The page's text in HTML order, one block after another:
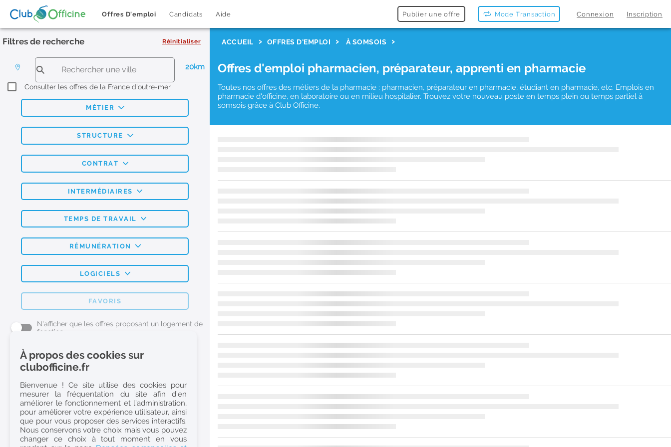
Offres D'emploi Candidats Aide Publier une offre Mode Transaction Connexion Inscription
Filtres de recherche Réinitialiser
20km
Consulter les offres de la France d'outre-mer
MÉTIER
STRUCTURE
CONTRAT
INTERMÉDIAIRES
TEMPS DE TRAVAIL
RÉMUNÉRATION
LOGICIELS
FAVORIS
N'afficher que les offres proposant un logement de
fonction
L'emploi Pharmacie par métier
Pharmacien (H/F)
Préparateur en Pharmacie (H/F)
Etudiant en Pharmacie (H/F)
Etudiant en Pharmacie 6e année validée (H/F)
Conseiller Dermo Cosmetique - Esthéticienne (H/F)
ACCUEIL OFFRES D'EMPLOI À SOMSOIS
Offres d'emploi pharmacien, préparateur, apprenti en pharmacie
Toutes nos offres des métiers de la pharmacie : pharmacien, préparateur en pharmacie, étudiant en pharmacie, etc. Emplois en
pharmacie d'officine, en laboratoire ou en milieu hospitalier. Trouvez votre nouveau poste en temps plein ou temps partiel à
somsois grâce à Club Officine.
À propos des cookies sur
clubofficine.fr
Bienvenue ! Ce site utilise des cookies pour
mesurer la fréquentation du site afin d’en
améliorer le fonctionnement et l’administration,
pour améliorer votre expérience utilisateur, ainsi
que pour vous proposer des services interactifs.
Nous conservons votre choix mais vous pouvez
changer ce choix à tout moment en vous